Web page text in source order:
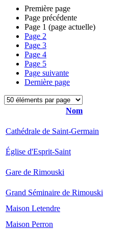
Première page
Page précédente
Page 1 (page actuelle)
Page 2
Page 3
Page 4
Page 5
Page suivante
Dernière page
Nom
Cathédrale de Saint-Germain
Église d'Esprit-Saint
Gare de Rimouski
Grand Séminaire de Rimouski
Maison Letendre
Maison Perron